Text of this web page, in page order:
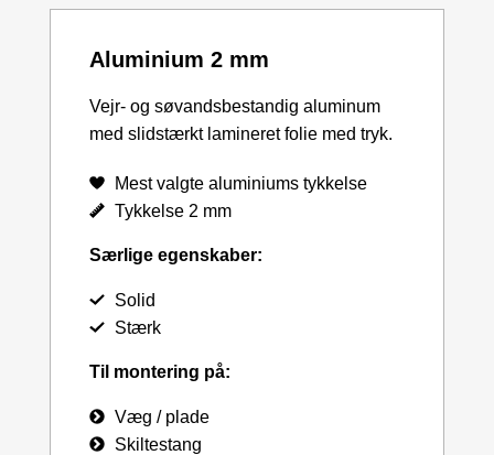
Aluminium 2 mm
Vejr- og søvandsbestandig aluminum
med slidstærkt lamineret folie med tryk.
Mest valgte aluminiums tykkelse
Tykkelse 2 mm
Særlige egenskaber:
Solid
Stærk
Til montering på:
Væg / plade
Skiltestang